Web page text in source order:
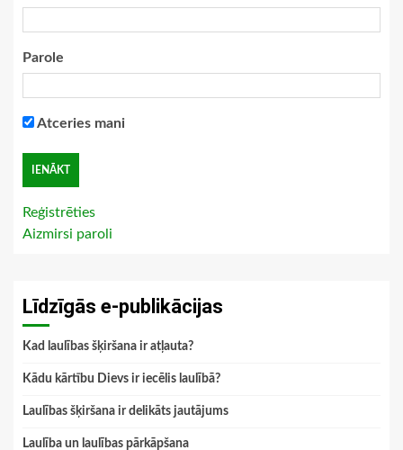
Parole
Atceries mani
Reģistrēties
Aizmirsi paroli
Līdzīgās e-publikācijas
Kad laulības šķiršana ir atļauta?
Kādu kārtību Dievs ir iecēlis laulībā?
Laulības šķiršana ir delikāts jautājums
Laulība un laulības pārkāpšana